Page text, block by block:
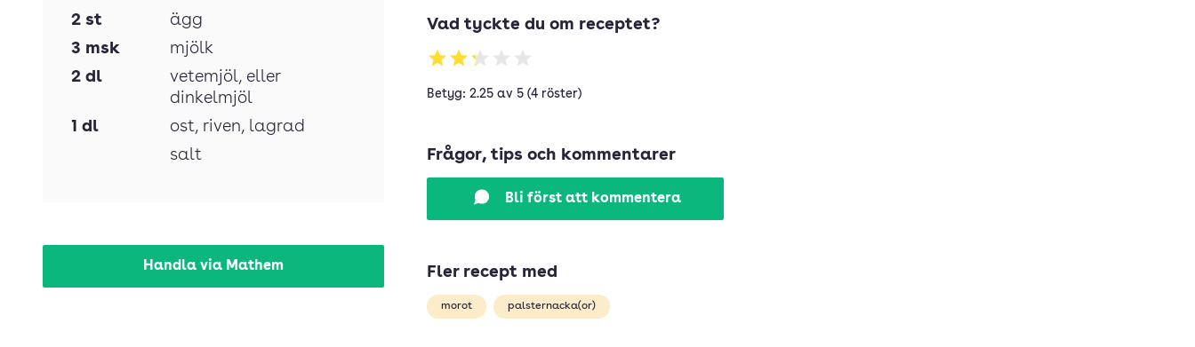
2 st
ägg
3 msk
mjölk
2 dl vetemjöl, eller
dinkelmjöl
1 dl ost, riven, lagrad
salt
Handla via Mathem
Vad tyckte du om receptet?
Betyg: 2.25 av 5 (4 röster)
Frågor, tips och kommentarer
Bli först att kommentera
Fler recept med
morot palsternacka(or)